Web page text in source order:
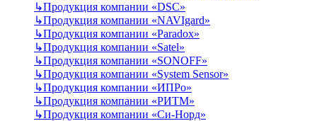
↳Продукция компании «DSC»
↳Продукция компании «NAVIgard»
↳Продукция компании «Paradox»
↳Продукция компании «Satel»
↳Продукция компании «SONOFF»
↳Продукция компании «System Sensor»
↳Продукция компании «ИПРо»
↳Продукция компании «РИТМ»
↳Продукция компании «Си-Норд»